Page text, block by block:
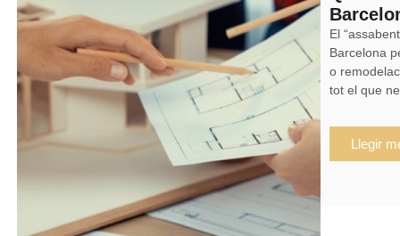
El
Barcelona
o
tot el que
Llegir